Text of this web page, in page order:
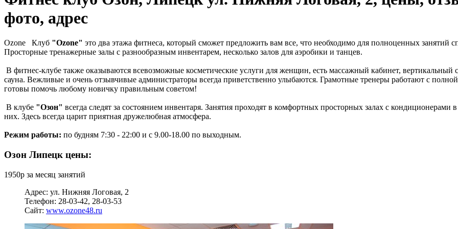
фото, адрес
Ozone Клуб "Ozone" это два этажа фитнеса, который сможет предложить вам все, что необходимо для полноценных занятий
Просторные тренажерные залы с разнообразным инвентарем, несколько залов для аэробики и танцев.
В фитнес-клубе также оказываются всевозможные косметические услуги для женщин, есть массажный кабинет, вертикальный
сауна. Вежливые и очень отзывчивые администраторы всегда приветственно улыбаются. Грамотные тренеры работают с
готовы помочь любому новичку правильным советом!
В клубе "Озон" всегда следят за состоянием инвентаря. Занятия проходят в комфортных просторных залах с кондиционерами
них. Здесь всегда царит приятная дружелюбная атмосфера.
Режим работы: по будням 7:30 - 22:00 и с 9.00-18.00 по выходным.
Озон Липецк цены:
1950р за месяц занятий
Адрес: ул. Нижняя Логовая, 2
Телефон: 28-03-42, 28-03-53
Сайт: www.ozone48.ru